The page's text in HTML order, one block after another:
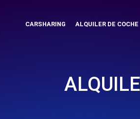
CARSHARING ALQUILER DE COCHE